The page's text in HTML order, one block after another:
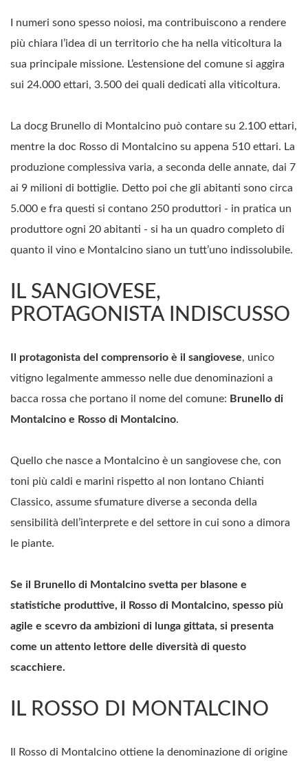
I numeri sono spesso noiosi, ma contribuiscono a rendere
più chiara l’idea di un territorio che ha nella viticoltura la
sua principale missione. L’estensione del comune si aggira
sui 24.000 ettari, 3.500 dei quali dedicati alla viticoltura.
La docg Brunello di Montalcino può contare su 2.100 ettari,
mentre la doc Rosso di Montalcino su appena 510 ettari. La
produzione complessiva varia, a seconda delle annate, dai 7
ai 9 milioni di bottiglie. Detto poi che gli abitanti sono circa
5.000 e fra questi si contano 250 produttori - in pratica un
produttore ogni 20 abitanti - si ha un quadro completo di
quanto il vino e Montalcino siano un tutt’uno indissolubile.
IL SANGIOVESE,
PROTAGONISTA INDISCUSSO
Il protagonista del comprensorio è il sangiovese, unico
vitigno legalmente ammesso nelle due denominazioni a
bacca rossa che portano il nome del comune: Brunello di
Montalcino e Rosso di Montalcino.
Quello che nasce a Montalcino è un sangiovese che, con
toni più caldi e marini rispetto al non lontano Chianti
Classico, assume sfumature diverse a seconda della
sensibilità dell’interprete e del settore in cui sono a dimora
le piante.
Se il Brunello di Montalcino svetta per blasone e
statistiche produttive, il Rosso di Montalcino, spesso più
agile e scevro da ambizioni di lunga gittata, si presenta
come un attento lettore delle diversità di questo
scacchiere.
IL ROSSO DI MONTALCINO
Il Rosso di Montalcino ottiene la denominazione di origine